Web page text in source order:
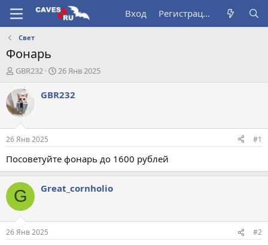
Вход Регистрация
Свет
Фонарь
А
т
о
р
т
е
м
ы
GBR232
Д
т
а
л
26 Янв 2025
GBR232
26 Янв 2025 #1
Посоветуйте фонарь до 1600 рублей
G Great_cornholio
26 Янв 2025 #2